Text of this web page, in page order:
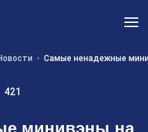
Самые ненадежные
421
минивэны на